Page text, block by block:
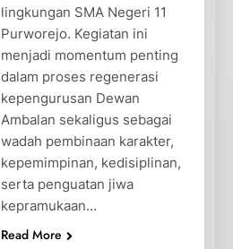
lingkungan SMA Negeri 11
Purworejo. Kegiatan ini
menjadi momentum penting
dalam proses regenerasi
kepengurusan Dewan
Ambalan sekaligus sebagai
wadah pembinaan karakter,
kepemimpinan, kedisiplinan,
serta penguatan jiwa
kepramukaan…
Read More